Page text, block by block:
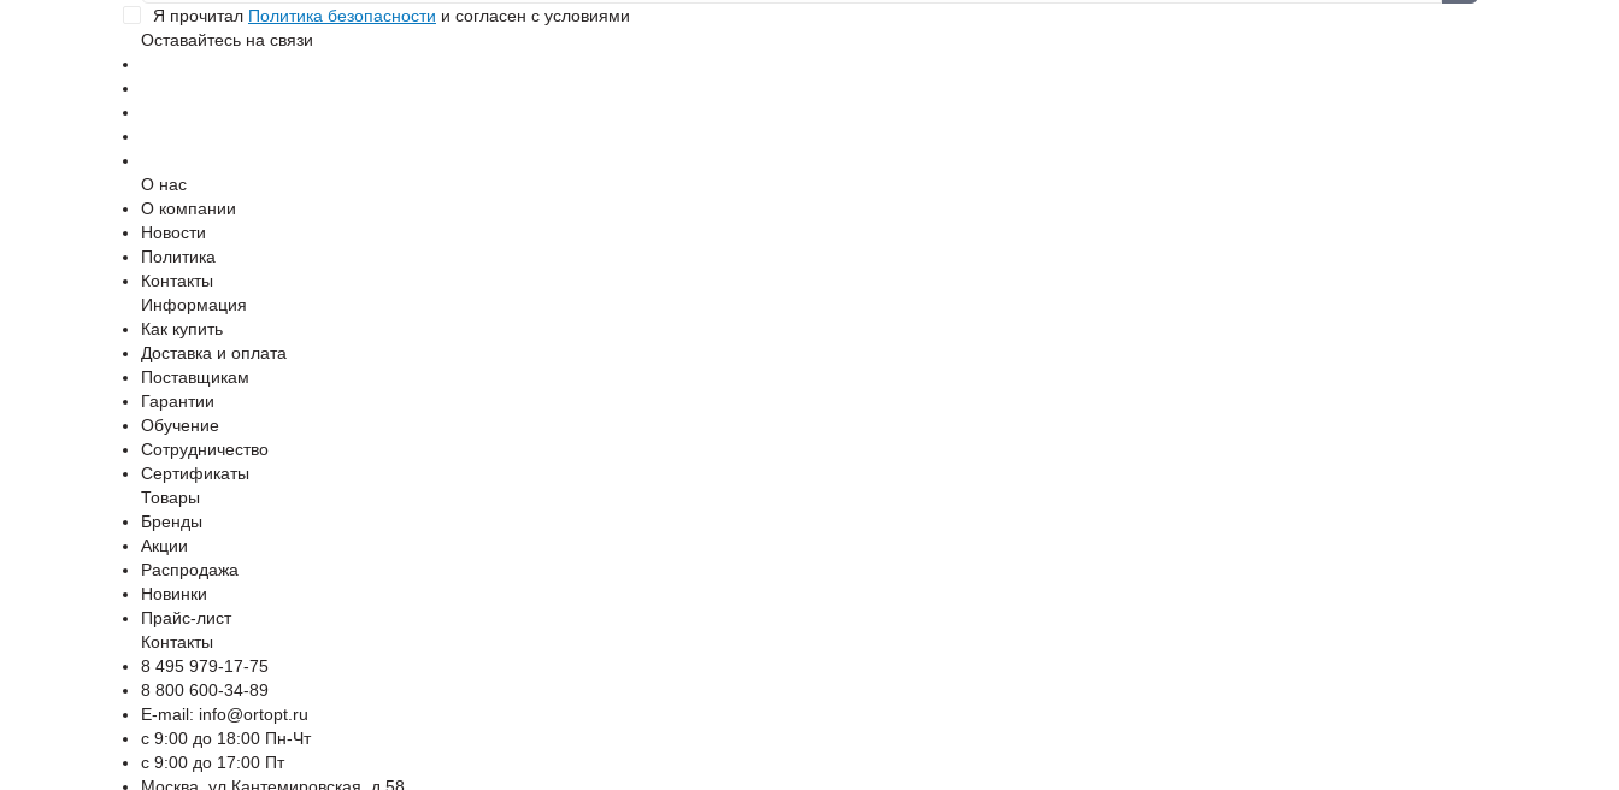
Я прочитал Политика безопасности и согласен с условиями
Оставайтесь на связи
О нас
О компании
Новости
Политика
Контакты
Информация
Как купить
Доставка и оплата
Поставщикам
Гарантии
Обучение
Сотрудничество
Сертификаты
Товары
Бренды
Акции
Распродажа
Новинки
Прайс-лист
Контакты
8 495 979-17-75
8 800 600-34-89
E-mail: info@ortopt.ru
c 9:00 до 18:00 Пн-Чт
c 9:00 до 17:00 Пт